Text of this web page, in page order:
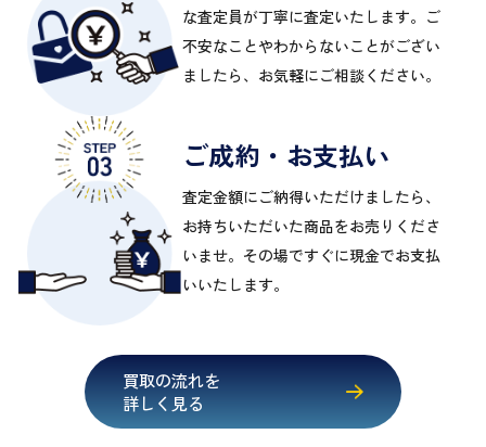
な査定員が丁寧に査定いたします。ご
不安なことやわからないことがござい
ましたら、お気軽にご相談ください。
ご成約・お支払い
査定金額にご納得いただけましたら、
お持ちいただいた商品をお売りくださ
いませ。その場ですぐに現金でお支払
いいたします。
買取の流れを
詳しく見る